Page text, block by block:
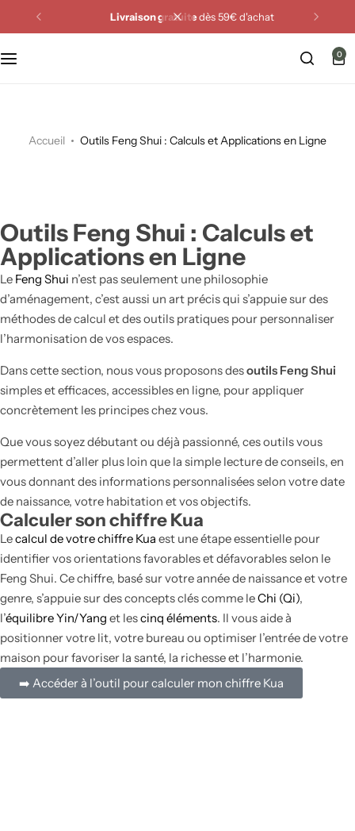
Livraison gratuitedès 59€ d'achat
0
Accueil Outils Feng Shui : Calculs et Applications en Ligne
Outils Feng Shui : Calculs et
Applications en Ligne
Le Feng Shui n’est pas seulement une philosophie
d’aménagement, c’est aussi un art précis qui s’appuie sur des
méthodes de calcul et des outils pratiques pour personnaliser
l’harmonisation de vos espaces.
Dans cette section, nous vous proposons desoutils Feng Shui
simples et efficaces, accessibles en ligne, pour appliquer
concrètement les principes chez vous.
Que vous soyez débutant ou déjà passionné, ces outils vous
permettent d’aller plus loin que la simple lecture de conseils, en
vous donnant des informations personnalisées selon votre date
de naissance, votre habitation et vos objectifs.
Calculer son chiffre Kua
Lecalcul de votre chiffre Kua est une étape essentielle pour
identifier vos orientations favorables et défavorables selon le
Feng Shui. Ce chiffre, basé sur votre année de naissance et votre
genre, s’appuie sur des concepts clés comme leChi (Qi),
l’équilibre Yin/Yang et lescinq éléments. Il vous aide à
positionner votre lit, votre bureau ou optimiser l’entrée de votre
maison pour favoriser la santé, la richesse et l’harmonie.
➡️ Accéder à l’outil pour calculer mon chiffre Kua